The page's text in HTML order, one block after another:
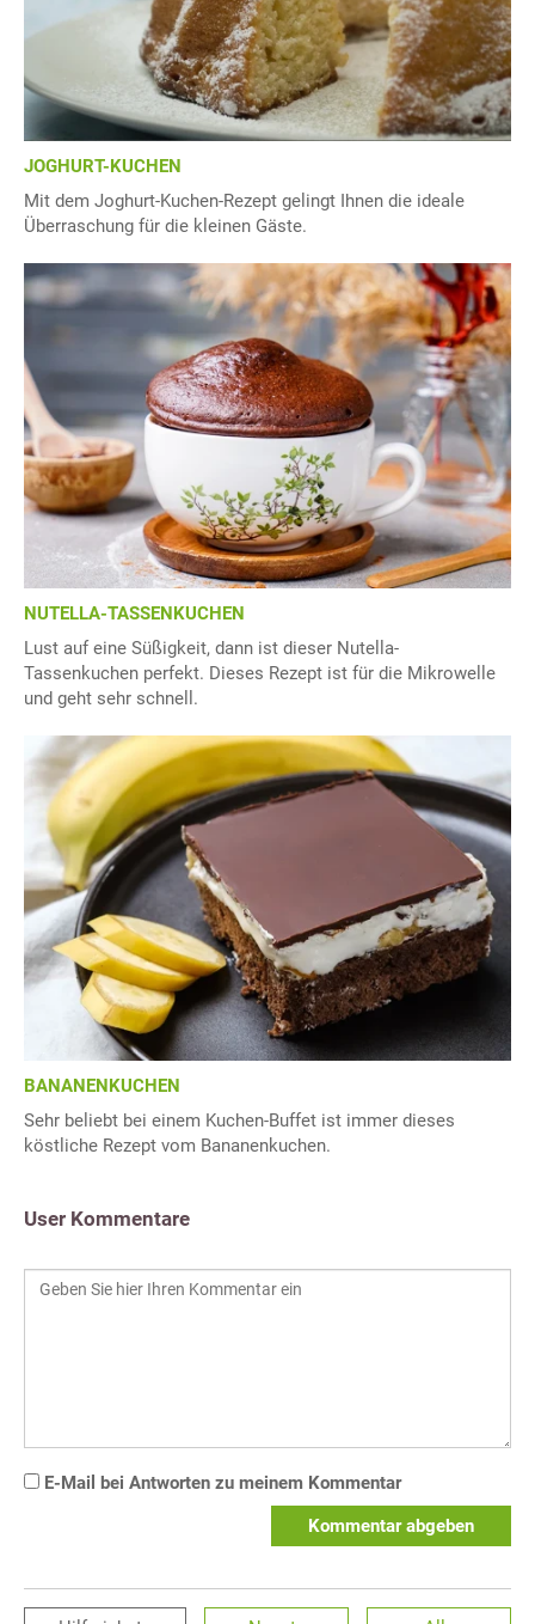
JOGHURT-KUCHEN
Mit dem Joghurt-Kuchen-Rezept gelingt Ihnen die ideale
Überraschung für die kleinen Gäste.
NUTELLA-TASSENKUCHEN
Lust auf eine Süßigkeit, dann ist dieser Nutella-
Tassenkuchen perfekt. Dieses Rezept ist für die Mikrowelle
und geht sehr schnell.
BANANENKUCHEN
Sehr beliebt bei einem Kuchen-Buffet ist immer dieses
köstliche Rezept vom Bananenkuchen.
User Kommentare
E-Mail bei Antworten zu meinem Kommentar
Kommentar abgeben